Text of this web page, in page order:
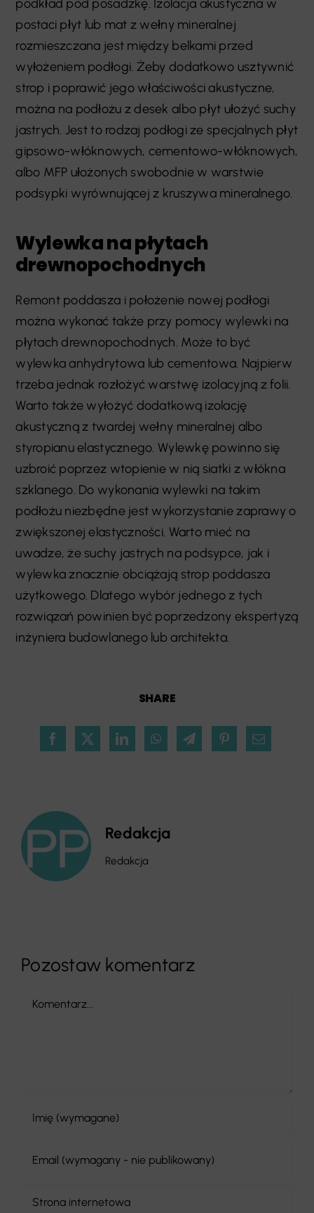
SHARE
podkład pod posadzkę. Izolacja akustyczna w
postaci płyt lub mat z wełny mineralnej
rozmieszczana jest między belkami przed
wyłożeniem podłogi. Żeby dodatkowo usztywnić
strop i poprawić jego właściwości akustyczne,
można na podłożu z desek albo płyt ułożyć suchy
jastrych. Jest to rodzaj podłogi ze specjalnych płyt
gipsowo-włóknowych, cementowo-włóknowych,
albo MFP ułożonych swobodnie w warstwie
podsypki wyrównującej z kruszywa mineralnego.
Wylewka na płytach
drewnopochodnych
Remont poddasza i położenie nowej podłogi
można wykonać także przy pomocy wylewki na
płytach drewnopochodnych. Może to być
wylewka anhydrytowa lub cementowa. Najpierw
trzeba jednak rozłożyć warstwę izolacyjną z folii.
Warto także wyłożyć dodatkową izolację
akustyczną z twardej wełny mineralnej albo
styropianu elastycznego. Wylewkę powinno się
uzbroić poprzez wtopienie w nią siatki z włókna
szklanego. Do wykonania wylewki na takim
podłożu niezbędne jest wykorzystanie zaprawy o
zwiększonej elastyczności. Warto mieć na
uwadze, że suchy jastrych na podsypce, jak i
wylewka znacznie obciążają strop poddasza
użytkowego. Dlatego wybór jednego z tych
rozwiązań powinien być poprzedzony ekspertyzą
inżyniera budowlanego lub architekta.
Redakcja
Redakcja
Pozostaw komentarz
Comment